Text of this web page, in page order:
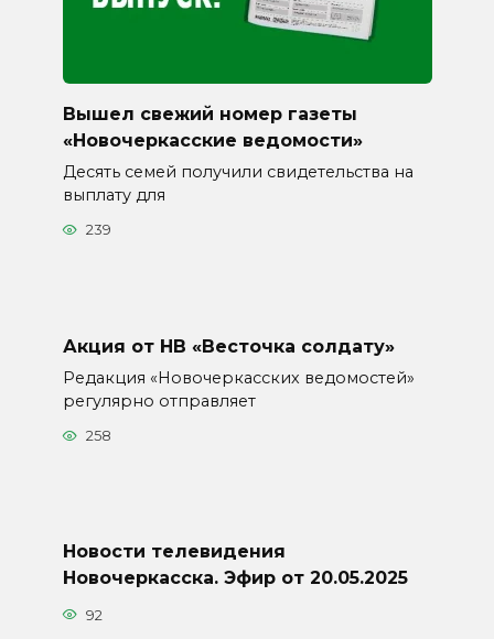
Вышел свежий номер газеты
«Новочеркасские ведомости»
Десять семей получили свидетельства на
выплату для
239
Акция от НВ «Весточка солдату»
Редакция «Новочеркасских ведомостей»
регулярно отправляет
258
Новости телевидения
Новочеркасска. Эфир от 20.05.2025
92